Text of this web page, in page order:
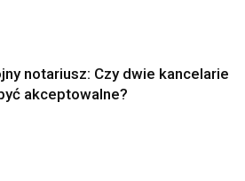
notariusz: Czy dwie kancelarie
akceptowalne?